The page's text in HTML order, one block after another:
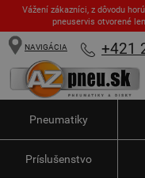
Vážení zákazníci, z dôvodu
pneuservis otvorené
NAVIGÁCIA +421
Pneumatiky
Príslušenstvo